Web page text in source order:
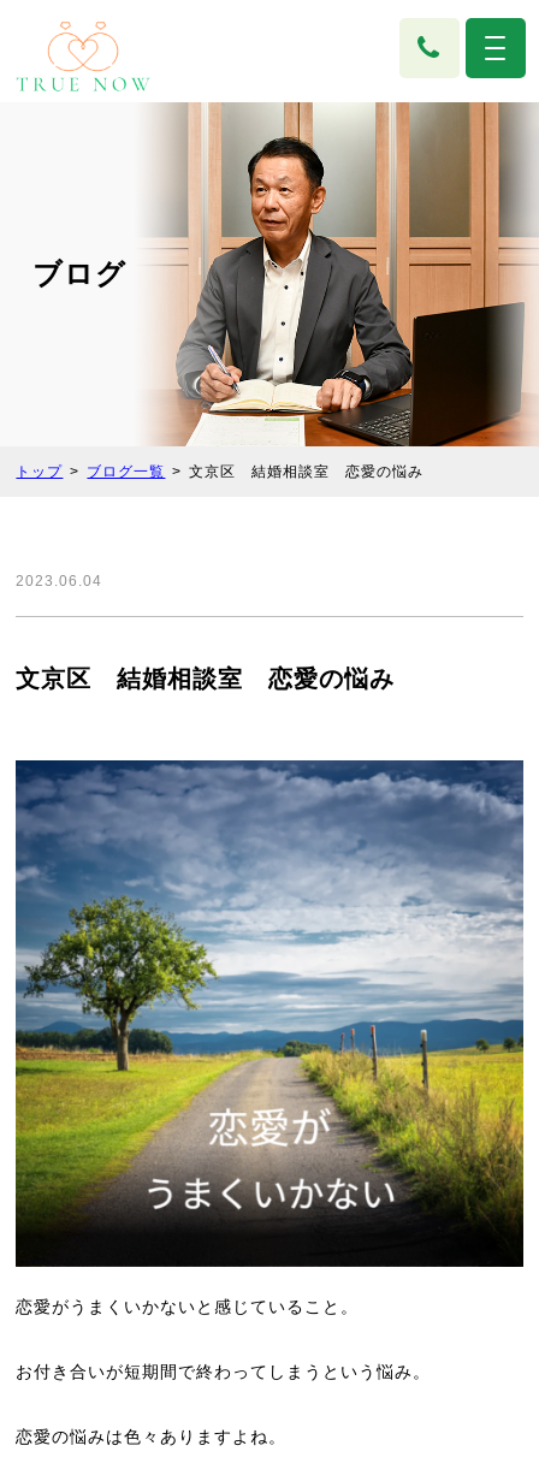
ブログ
トップ ブログ一覧 文京区 結婚相談室 恋愛の悩み
2023.06.04
文京区 結婚相談室 恋愛の悩み
恋愛がうまくいかないと感じていること。
お付き合いが短期間で終わってしまうという悩み。
恋愛の悩みは色々ありますよね。